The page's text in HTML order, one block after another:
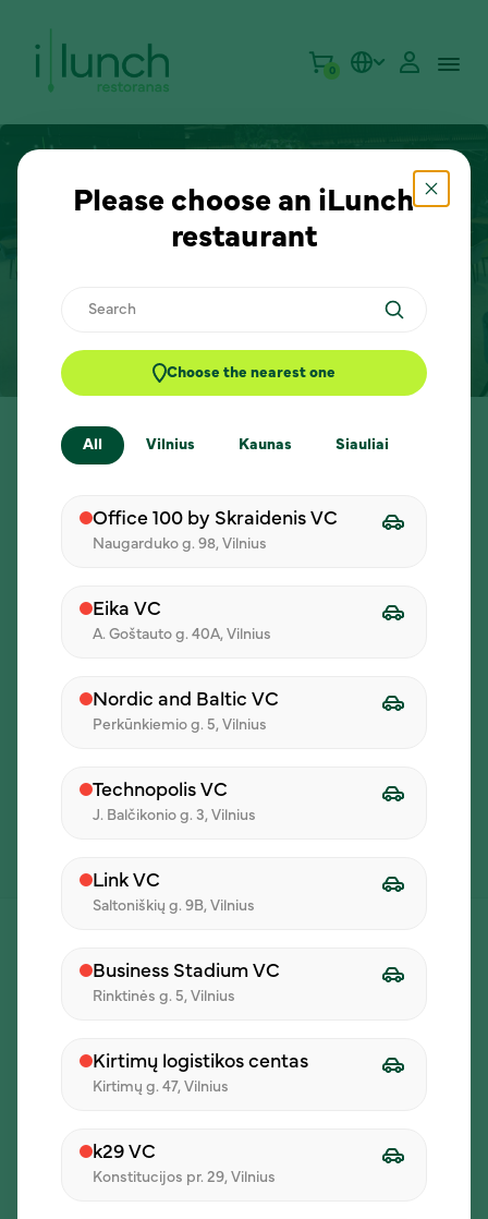
0
Daily Lunch Offers
Menu
Company
About us
Daily lunch offers
Please choose an iLunch
restaurant
Choose the nearest one
All Vilnius Kaunas Siauliai
Office 100 by Skraidenis VC
Naugarduko g. 98, Vilnius
Eika VC
A. Goštauto g. 40A, Vilnius
Nordic and Baltic VC
Perkūnkiemio g. 5, Vilnius
Technopolis VC
J. Balčikonio g. 3, Vilnius
Link VC
Saltoniškių g. 9B, Vilnius
Business Stadium VC
Rinktinės g. 5, Vilnius
Kirtimų logistikos centas
Kirtimų g. 47, Vilnius
k29 VC
Konstitucijos pr. 29, Vilnius